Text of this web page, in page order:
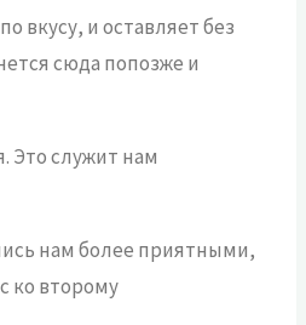
вкусу, и оставляет без
сюда попозже и
Это служит нам
нам более приятными,
ко второму